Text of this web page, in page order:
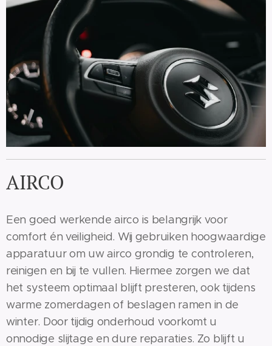
AIRCO
Een goed werkende airco is belangrijk voor
comfort én veiligheid. Wij gebruiken hoogwaardige
apparatuur om uw airco grondig te controleren,
reinigen en bij te vullen. Hiermee zorgen we dat
het systeem optimaal blijft presteren, ook tijdens
warme zomerdagen of beslagen ramen in de
winter. Door tijdig onderhoud voorkomt u
onnodige slijtage en dure reparaties. Zo blijft u